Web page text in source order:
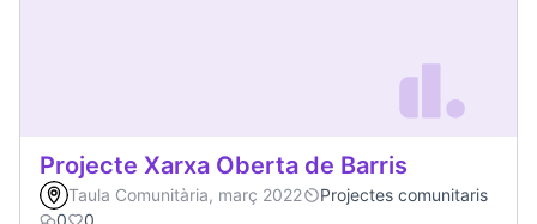
Projecte Xarxa Oberta de Barris
Taula Comunitària, març 2022
Projectes comunitaris